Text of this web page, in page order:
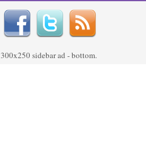
300x250 sidebar ad - bottom.